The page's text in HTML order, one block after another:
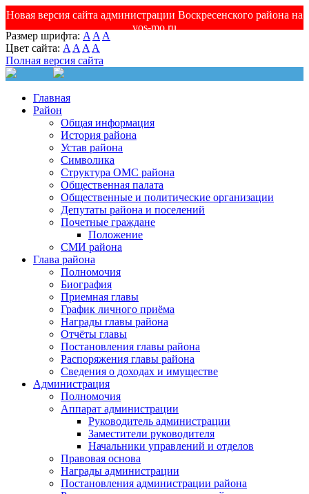
Новая версия сайта администрации Воскресенского района на
vos-mo.ru
Размер шрифта: A A A
Цвет сайта: A A A A
Полная версия сайта
Главная
Район
Общая информация
История района
Устав района
Символика
Структура ОМС района
Общественная палата
Общественные и политические организации
Депутаты района и поселений
Почетные граждане
Положение
СМИ района
Глава района
Полномочия
Биография
Приемная главы
График личного приёма
Награды главы района
Отчёты главы
Постановления главы района
Распоряжения главы района
Сведения о доходах и имуществе
Администрация
Полномочия
Аппарат администрации
Руководитель администрации
Заместители руководителя
Начальники управлений и отделов
Правовая основа
Награды администрации
Постановления администрации района